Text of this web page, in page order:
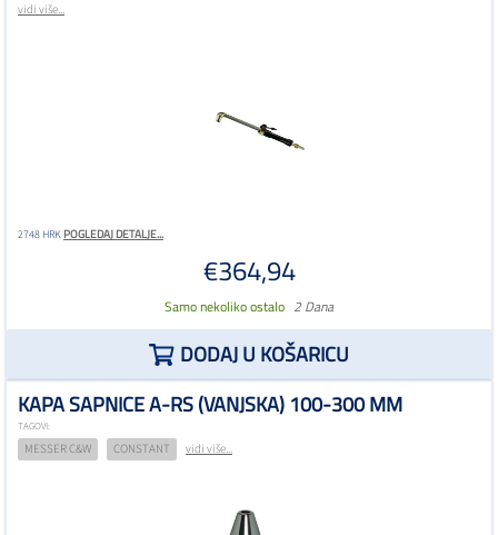
vidi više...
2748 HRKPOGLEDAJ DETALJE...
€364,94
Samo nekoliko ostalo 2 Dana
DODAJ U KOŠARICU
KAPA SAPNICE A-RS (VANJSKA) 100-300 MM
TAGOVI:
MESSER C&W CONSTANT vidi više...